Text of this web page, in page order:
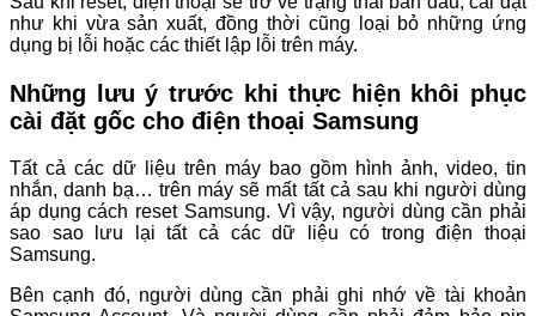
như khi vừa sản xuất, đồng thời cũng loại bỏ những ứng
dụng bị lỗi hoặc các thiết lập lỗi trên máy.
Những lưu ý trước khi thực hiện khôi phục
cài đặt gốc cho điện thoại Samsung
Tất cả các dữ liệu trên máy bao gồm hình ảnh, video, tin
nhắn, danh bạ… trên máy sẽ mất tất cả sau khi người dùng
áp dụng cách reset Samsung. Vì vậy, người dùng cần phải
sao sao lưu lại tất cả các dữ liệu có trong điện thoại
Samsung.
Bên cạnh đó, người dùng cần phải ghi nhớ về tài khoản